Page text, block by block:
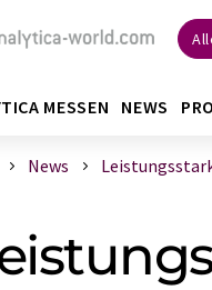
MESSEN NEWS
News